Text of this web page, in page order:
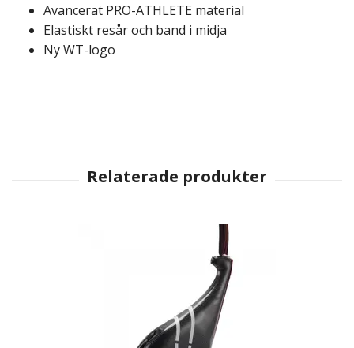
Avancerat PRO-ATHLETE material
Elastiskt resår och band i midja
Ny WT-logo